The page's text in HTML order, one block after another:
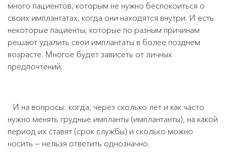
много пациентов, которым не нужно беспокоиться о
своих имплантатах, когда они находятся внутри. И есть
некоторые пациенты, которые по разным причинам
решают удалить свои имплантаты в более позднем
возрасте. Многое будет зависеть от личных
предпочтений.
И на вопросы: когда, через сколько лет и как часто
нужно менять грудные импланты (имплантанты), на какой
период их ставят (срок службы) и сколько можно
носить — нельзя ответить однозначно.